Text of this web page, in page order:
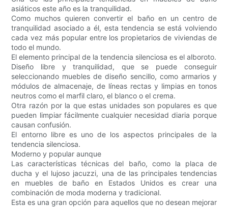
asiáticos este año es la tranquilidad.
Como muchos quieren convertir el baño en un centro de
tranquilidad asociado a él, esta tendencia se está volviendo
cada vez más popular entre los propietarios de viviendas de
todo el mundo.
El elemento principal de la tendencia silenciosa es el alboroto.
Diseño libre y tranquilidad, que se puede conseguir
seleccionando muebles de diseño sencillo, como armarios y
módulos de almacenaje, de líneas rectas y limpias en tonos
neutros como el marfil claro, el blanco o el crema.
Otra razón por la que estas unidades son populares es que
pueden limpiar fácilmente cualquier necesidad diaria porque
causan confusión.
El entorno libre es uno de los aspectos principales de la
tendencia silenciosa.
Moderno y popular aunque
Las características técnicas del baño, como la placa de
ducha y el lujoso jacuzzi, una de las principales tendencias
en muebles de baño en Estados Unidos es crear una
combinación de moda moderna y tradicional.
Esta es una gran opción para aquellos que no desean mejorar